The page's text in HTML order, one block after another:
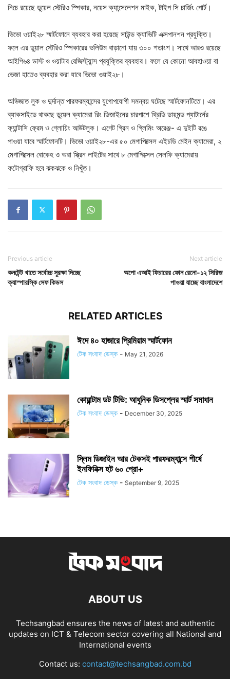
নিচে রয়েছে ডুয়েল স্টেরিও স্পিকার, নয়েস ক্যান্সেলেশন মাইক, টাইপ সি চার্জিং পোর্ট।
ভিভো ওয়াই২৮ স্মার্টফোনে ব্যবহার করা হয়েছে সাউন্ড ক্যাভিটি এক্সপানশন প্রযুক্তি।
ফলে এর ডুয়াল স্টেরিও স্পিকারের ভলিউম বাড়ানো যায় ৩০০ শতাংশ। সাথে আরও রয়েছে
আইপি৬৪ ডাস্ট ও ওয়াটার রেজিস্ট্যান্স প্রযুক্তির ব্যবহার। ফলে যে কোনো আবহাওয়া বা
ভেজা হাতেও ব্যবহার করা যাবে ভিভো ওয়াই২৮।
অভিজাত লুক ও দুর্দান্ত পারফরম্যান্সের যুগোপযোগী সমন্বয় ঘটেছে স্মার্টফোনটিতে। এর
ব্যাকসাইডে থাকছে ডুয়েল ক্যামেরা রিং ডিজাইনের চারপাশে থ্রিডি ডায়মন্ড প্যাটার্নের
ফ্যান্টাসি ফ্রেম ও গ্লোয়িং আউটলুক। এগেট গ্রিন ও গ্লিমিং অরেঞ্জ- এ দুইটি রঙে
পাওয়া যাবে স্মার্টফোনটি। ভিভো ওয়াই২৮-এর ৫০ মেগাপিক্সেল এইচডি মেইন ক্যামেরা, ২
মেগাপিক্সেল বোকেহ ও অরা স্ক্রিন লাইটের সাথে ৮ মেগাপিক্সেল সেলফি ক্যামেরায়
ফটোগ্রাফি হবে ঝকঝকে ও নিখুঁত।
Previous article
কনটেন্ট খাতে সর্বোচ্চ সুরক্ষা দিচ্ছে
ক্যাস্পারস্কি সেফ কিডস
Next article
অপো এআই ফিচারের ফোন রেনো-১২ সিরিজ
পাওয়া যাচ্ছে বাংলাদেশে
RELATED ARTICLES
ঈদে ৪০ হাজারে প্রিমিয়াম স্মার্টফোন
টেক সংবাদ ডেস্ক - May 21, 2026
কোয়ান্টাম ডট টিভি: আধুনিক ডিসপ্লের স্মার্ট সমাধান
টেক সংবাদ ডেস্ক - December 30, 2025
স্লিম ডিজাইন আর টেকসই পারফরম্যান্সে শীর্ষে
ইনফিনিক্স হট ৬০ প্রো+
টেক সংবাদ ডেস্ক - September 9, 2025
ABOUT US
Techsangbad ensures the news of latest and authentic
updates on ICT & Telecom sector covering all National and
International events
Contact us: contact@techsangbad.com.bd